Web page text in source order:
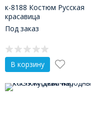
к-8188 Костюм Русская
красавица
Под заказ
В корзину